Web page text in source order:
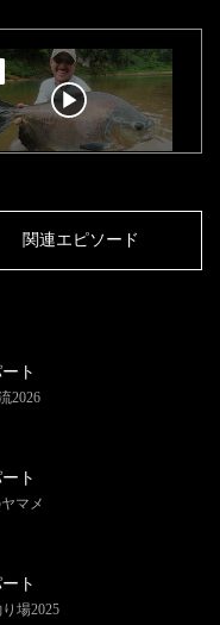
関連エピソード
ト
2026
ト
マメ
ト
場2025